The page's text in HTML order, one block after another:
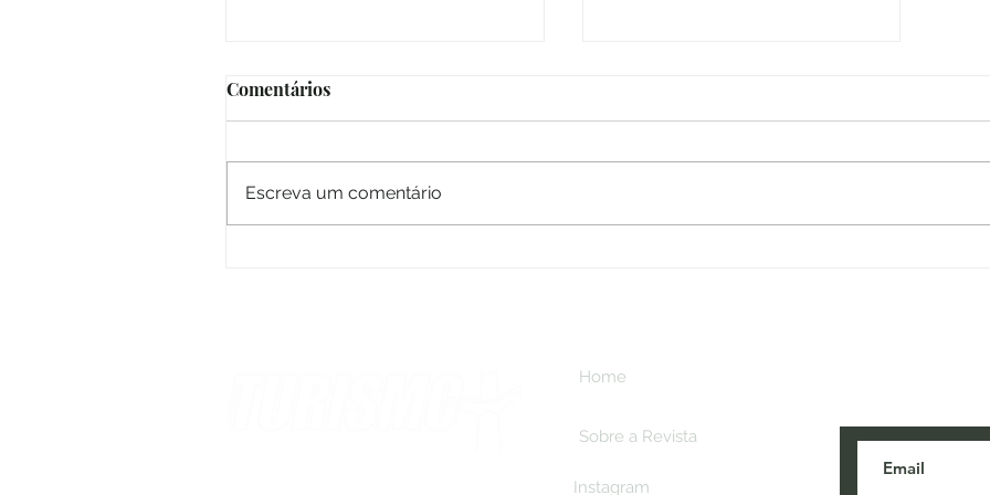
Comentários
Escreva um comentário
Home
Sobre a Revista
Instagram